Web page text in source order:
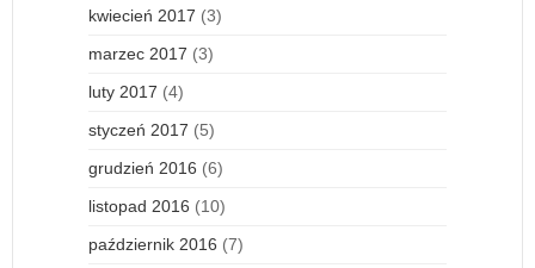
kwiecień 2017 (3)
marzec 2017 (3)
luty 2017 (4)
styczeń 2017 (5)
grudzień 2016 (6)
listopad 2016 (10)
październik 2016 (7)